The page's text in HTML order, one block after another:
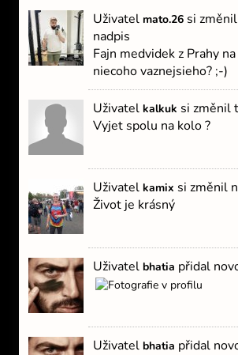
Uživatel mato.26 si změnil
nadpis
Fajn medvidek z Prahy
niecoho vaznejsieho? ;-)
Uživatel kalkuk si změnil
Vyjet spolu na kolo ?
Uživatel kamix si změnil
Život je krásný
Uživatel bhatia přidal
Uživatel bhatia přidal